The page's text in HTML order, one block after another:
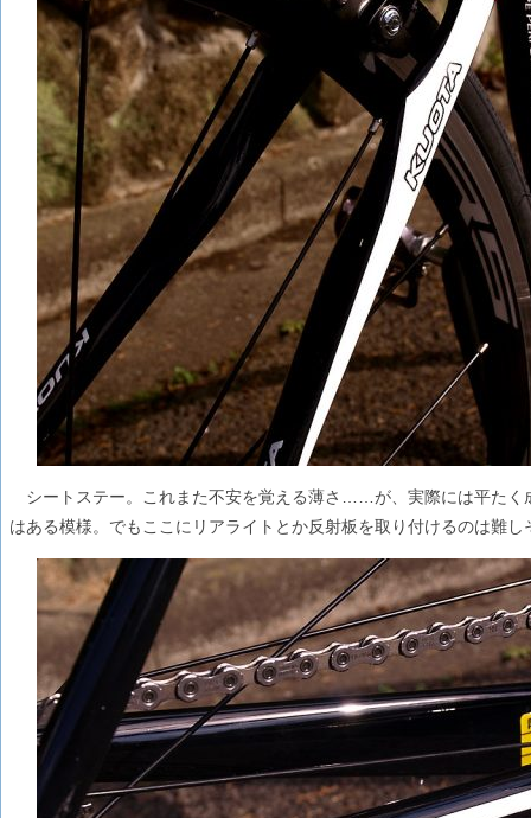
シートステー。これまた不安を覚える薄さ……が、実際には平たく
はある模様。でもここにリアライトとか反射板を取り付けるのは難